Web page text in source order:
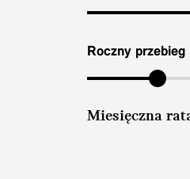
Roczny przebieg
Miesięczna